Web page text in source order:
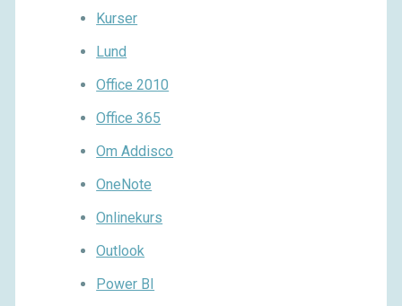
Kurser
Lund
Office 2010
Office 365
Om Addisco
OneNote
Onlinekurs
Outlook
Power BI